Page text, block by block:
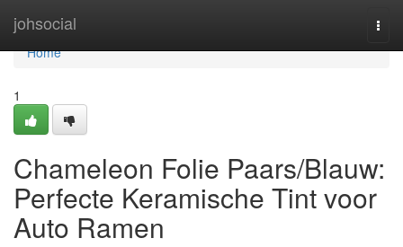
johsocial
Home
Home
1
Chameleon Folie Paars/Blauw:
Perfecte Keramische Tint voor
Auto Ramen